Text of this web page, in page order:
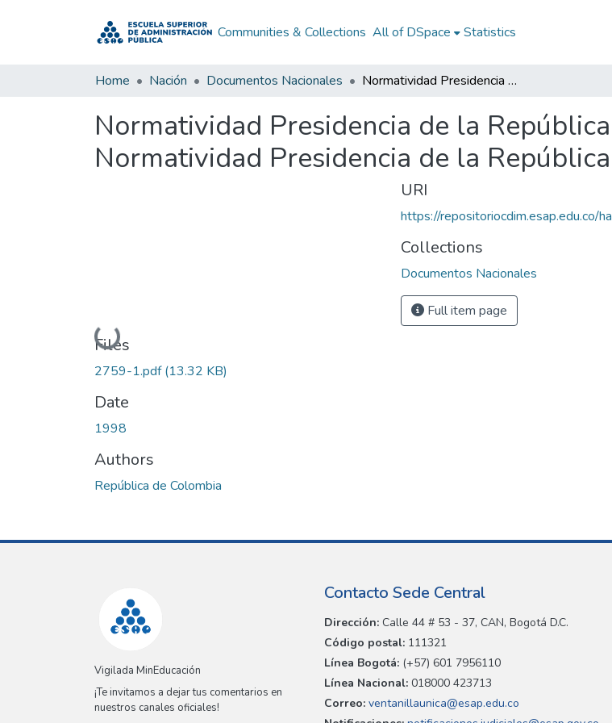
Communities & Collections All of DSpace Statistics
Home Nación Documentos Nacionales Normatividad Presidencia de la República Decreto 151 de 1998: Normatividad Presidencia de la República Decreto 151 de 1998
Normatividad Presidencia de la
Normatividad Presidencia de la
Loading...
Files
2759-1.pdf(13.32 KB)
Date
1998
Authors
República de Colombia
URI
https://
Collections
Documentos Nacionales
Full item page
Vigilada MinEducación
¡Te invitamos a dejar tus comentarios en
nuestros canales oficiales!
Contacto Sede Central
Dirección: Calle 44 # 53 - 37, CAN, Bogotá D.C.
Código postal: 111321
Línea Bogotá: (+57) 601 7956110
Línea Nacional: 018000 423713
Correo: ventanillaunica@esap.edu.co